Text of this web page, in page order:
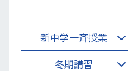
新中学一斉授業
冬期講習